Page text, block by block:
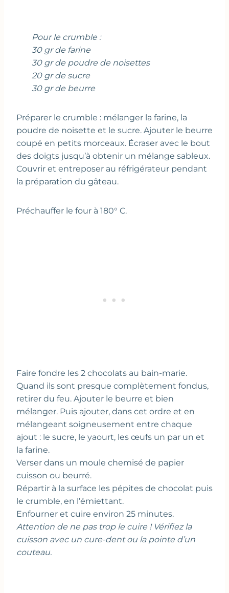
Pour le crumble :
30 gr de farine
30 gr de poudre de noisettes
20 gr de sucre
30 gr de beurre
Préparer le crumble : mélanger la farine, la
poudre de noisette et le sucre. Ajouter le beurre
coupé en petits morceaux. Écraser avec le bout
des doigts jusqu’à obtenir un mélange sableux.
Couvrir et entreposer au réfrigérateur pendant
la préparation du gâteau.
Préchauffer le four à 180° C.
Faire fondre les 2 chocolats au bain-marie.
Quand ils sont presque complètement fondus,
retirer du feu. Ajouter le beurre et bien
mélanger. Puis ajouter, dans cet ordre et en
mélangeant soigneusement entre chaque
ajout : le sucre, le yaourt, les œufs un par un et
la farine.
Verser dans un moule chemisé de papier
cuisson ou beurré.
Répartir à la surface les pépites de chocolat puis
le crumble, en l’émiettant.
Enfourner et cuire environ 25 minutes.
Attention de ne pas trop le cuire ! Vérifiez la
cuisson avec un cure-dent ou la pointe d’un
couteau.